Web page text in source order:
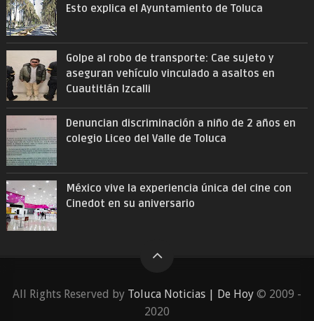
Esto explica el Ayuntamiento de Toluca
Golpe al robo de transporte: Cae sujeto y
aseguran vehículo vinculado a asaltos en
Cuautitlán Izcalli
Denuncian discriminación a niño de 2 años en
colegio Liceo del Valle de Toluca
México vive la experiencia única del cine con
Cinedot en su aniversario
All Rights Reserved by Toluca Noticias | De Hoy © 2009 -
2020